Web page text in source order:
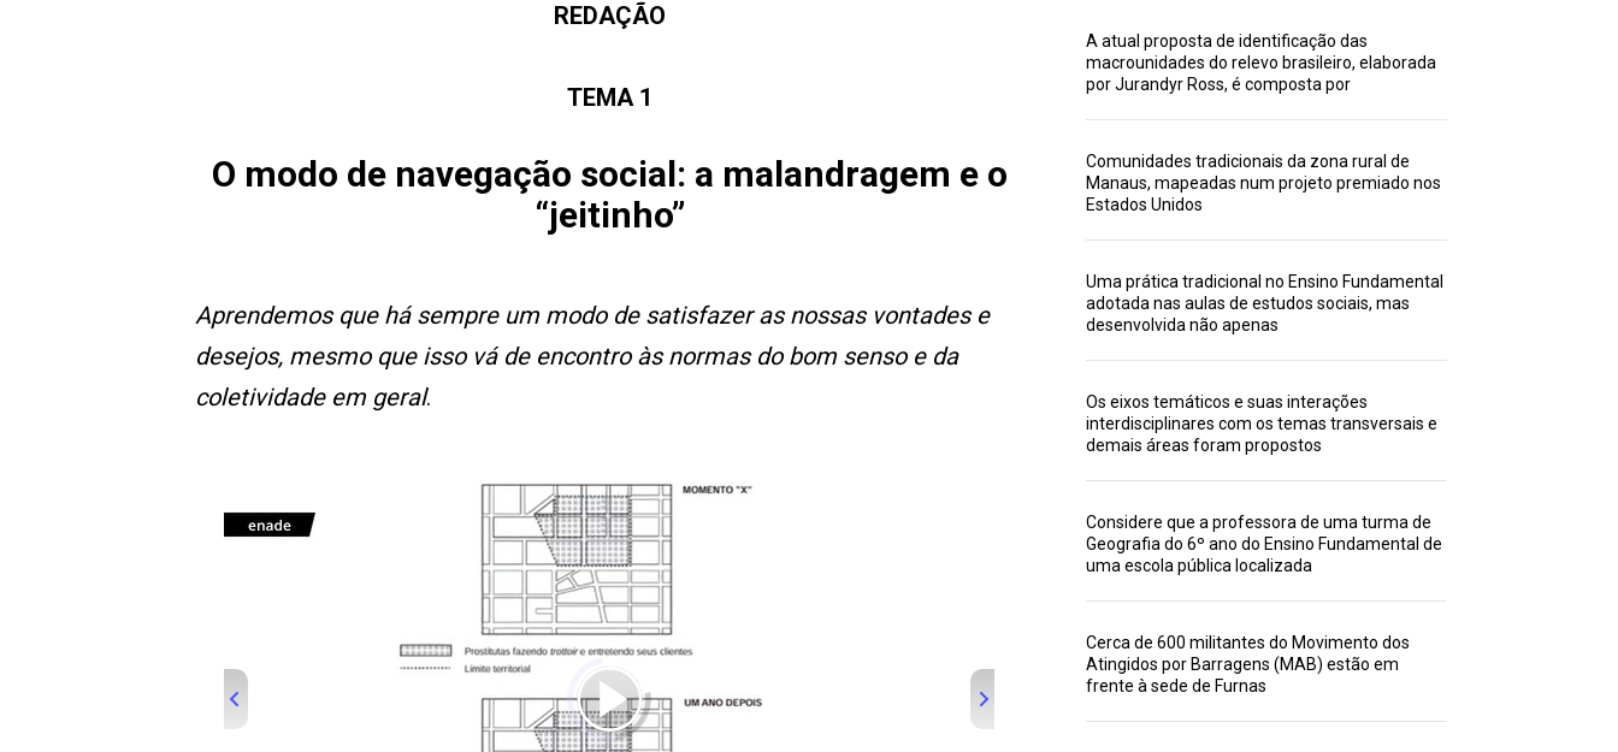
REDAÇÃO
TEMA 1
O modo de navegação social: a malandragem e o
“jeitinho”
Aprendemos que há sempre um modo de satisfazer as nossas vontades e
desejos, mesmo que isso vá de encontro às normas do bom senso e da
coletividade em geral.
A atual proposta de identificação das
macrounidades do relevo brasileiro, elaborada
por Jurandyr Ross, é composta por
Comunidades tradicionais da zona rural de
Manaus, mapeadas num projeto premiado nos
Estados Unidos
Uma prática tradicional no Ensino Fundamental
adotada nas aulas de estudos sociais, mas
desenvolvida não apenas
Os eixos temáticos e suas interações
interdisciplinares com os temas transversais e
demais áreas foram propostos
Considere que a professora de uma turma de
Geografia do 6º ano do Ensino Fundamental de
uma escola pública localizada
Cerca de 600 militantes do Movimento dos
Atingidos por Barragens (MAB) estão em
frente à sede de Furnas